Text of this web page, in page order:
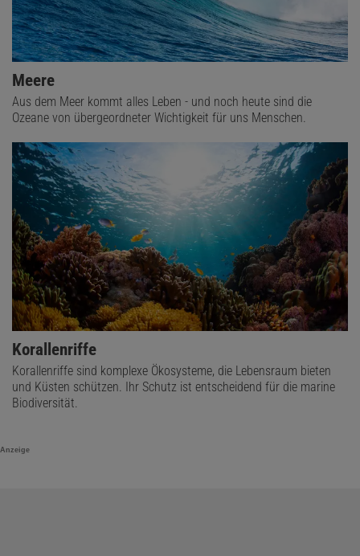
Meere
Aus dem Meer kommt alles Leben - und noch heute sind die
Ozeane von übergeordneter Wichtigkeit für uns Menschen.
Korallenriffe
Korallenriffe sind komplexe Ökosysteme, die Lebensraum bieten
und Küsten schützen. Ihr Schutz ist entscheidend für die marine
Biodiversität.
Anzeige